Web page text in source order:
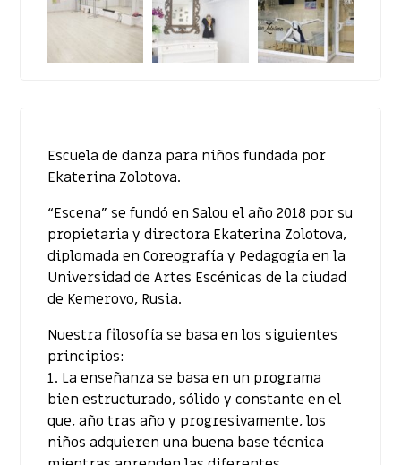
Escuela de danza para niños fundada por
Ekaterina Zolotova.
“Escena” se fundó en Salou el año 2018 por su
propietaria y directora Ekaterina Zolotova,
diplomada en Coreografía y Pedagogía en la
Universidad de Artes Escénicas de la ciudad
de Kemerovo, Rusia.
Nuestra filosofía se basa en los siguientes
principios:
1. La enseñanza se basa en un programa
bien estructurado, sólido y constante en el
que, año tras año y progresivamente, los
niños adquieren una buena base técnica